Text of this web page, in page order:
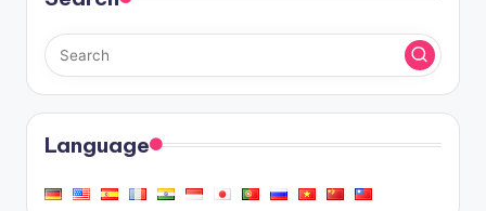
Language